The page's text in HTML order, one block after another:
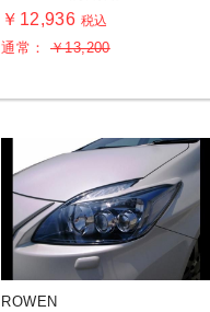
￥12,936 税込
通常： ￥13,200
ROWEN